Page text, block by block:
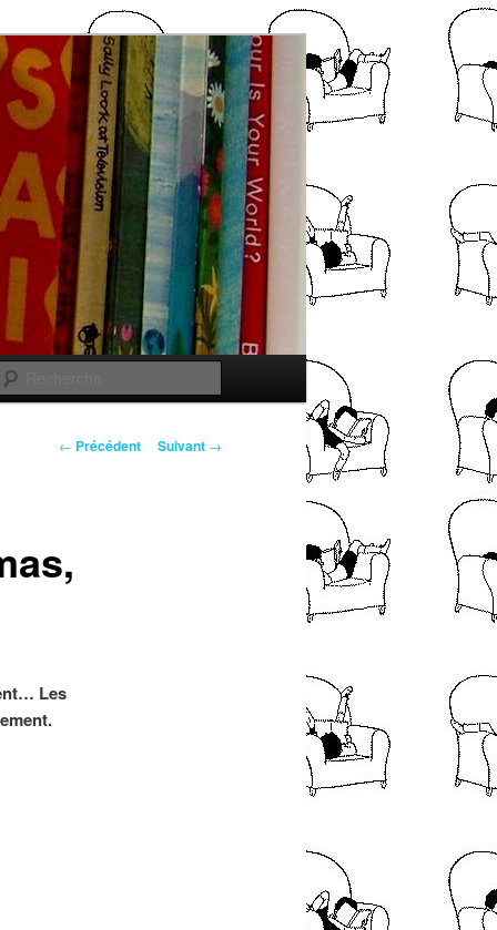
Navigation
← Précédent Suivant →
Les